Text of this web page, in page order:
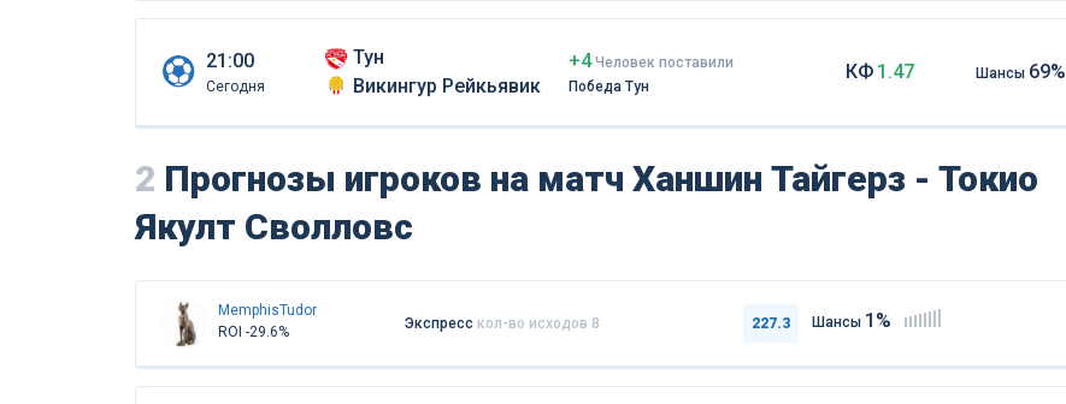
21:00
Сегодня
Тун
Викингур Рейкьявик
+4 Человек поставили
Победа Тун
КФ 1.47 Шансы 69%
2 Прогнозы игроков на матч Ханшин Тайгерз - Токио
Якулт Сволловс
MemphisTudor
ROI -29.6%
Экспресс кол-во исходов 8 227.3 Шансы 1%